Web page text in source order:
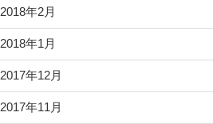
2018年2月
2018年1月
2017年12月
2017年11月